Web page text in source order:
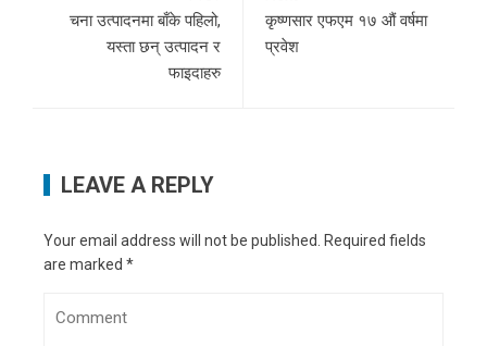
चना उत्पादनमा बाँके पहिलो,
यस्ता छन् उत्पादन र
फाइदाहरु
कृष्णसार एफएम १७ औं वर्षमा
प्रवेश
LEAVE A REPLY
Your email address will not be published.
Required fields
are marked *